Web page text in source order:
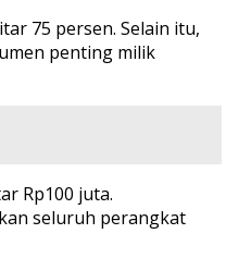
75 persen. Selain itu,
penting milik
Rp100 juta.
seluruh perangkat